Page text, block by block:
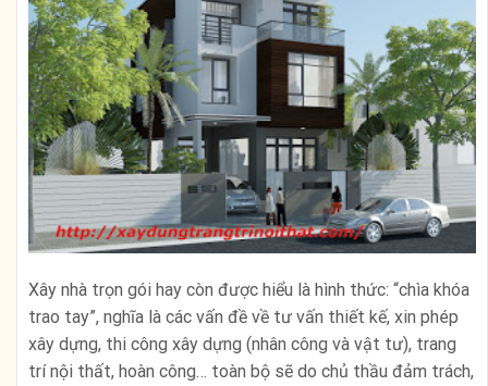
Xây nhà trọn gói hay còn được hiểu là hình thức: “chìa khóa
trao tay”, nghĩa là các vấn đề về tư vấn thiết kế, xin phép
xây dựng, thi công xây dựng (nhân công và vật tư), trang
trí nội thất, hoàn công… toàn bộ sẽ do chủ thầu đảm trách,